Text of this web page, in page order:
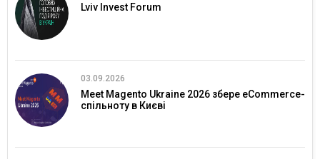
Lviv Invest Forum
03.09.2026
Meet Magento Ukraine 2026 збере eCommerce-
спільноту в Києві